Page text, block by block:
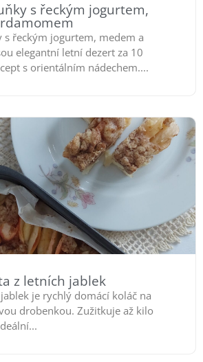
s řeckým jogurtem,
s řeckým jogurtem, medem a
elegantní letní dezert za 10
s orientálním nádechem....
z letních jablek
je rychlý domácí koláč na
drobenkou. Zužitkuje až kilo